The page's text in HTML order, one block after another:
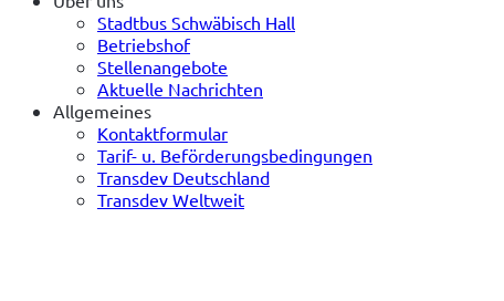
Stadtbus Schwäbisch Hall
Betriebshof
Stellenangebote
Aktuelle Nachrichten
Allgemeines
Kontaktformular
Tarif- u. Beförderungsbedingungen
Transdev Deutschland
Transdev Weltweit